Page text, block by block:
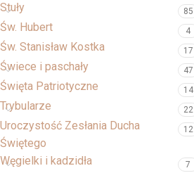
Stuły 85
Św. Hubert 4
Św. Stanisław Kostka 17
Świece i paschały 47
Święta Patriotyczne 14
Trybularze 22
Uroczystość Zesłania Ducha
Świętego
12
Węgielki i kadzidła 7